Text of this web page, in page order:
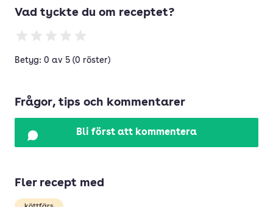
Vad tyckte du om receptet?
Betyg: 0 av 5 (0 röster)
Frågor, tips och kommentarer
Bli först att kommentera
Fler recept med